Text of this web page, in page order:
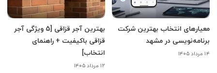
معیارهای انتخاب بهترین شرکت
برنامه‌نویسی در مشهد
۱۴ مرداد ۱۴۰۵
بهترین آجر قزاقی [5 ویژگی آجر
قزاقی باکیفیت + راهنمای
انتخاب]
۱۲ مرداد ۱۴۰۵